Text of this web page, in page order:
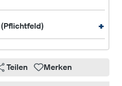
(Pflichtfeld) +
Teilen Merken